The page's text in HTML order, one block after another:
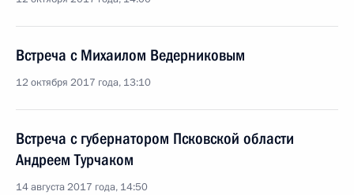
Встреча с Михаилом Ведерниковым
12 октября 2017 года, 13:10
Встреча с губернатором Псковской области
Андреем Турчаком
14 августа 2017 года, 14:50